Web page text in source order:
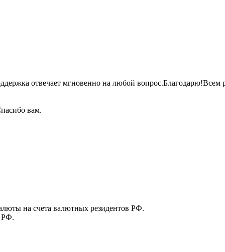
отвечает мгновенно на любой вопрос.Благодарю!Всем
вам.
на счета валютных резидентов РФ.
РФ.